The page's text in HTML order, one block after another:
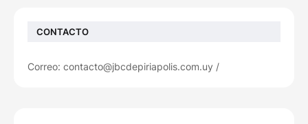
CONTACTO
Correo: contacto@jbcdepiriapolis.com.uy /